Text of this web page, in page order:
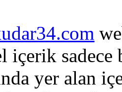
içerik sadece
yer alan